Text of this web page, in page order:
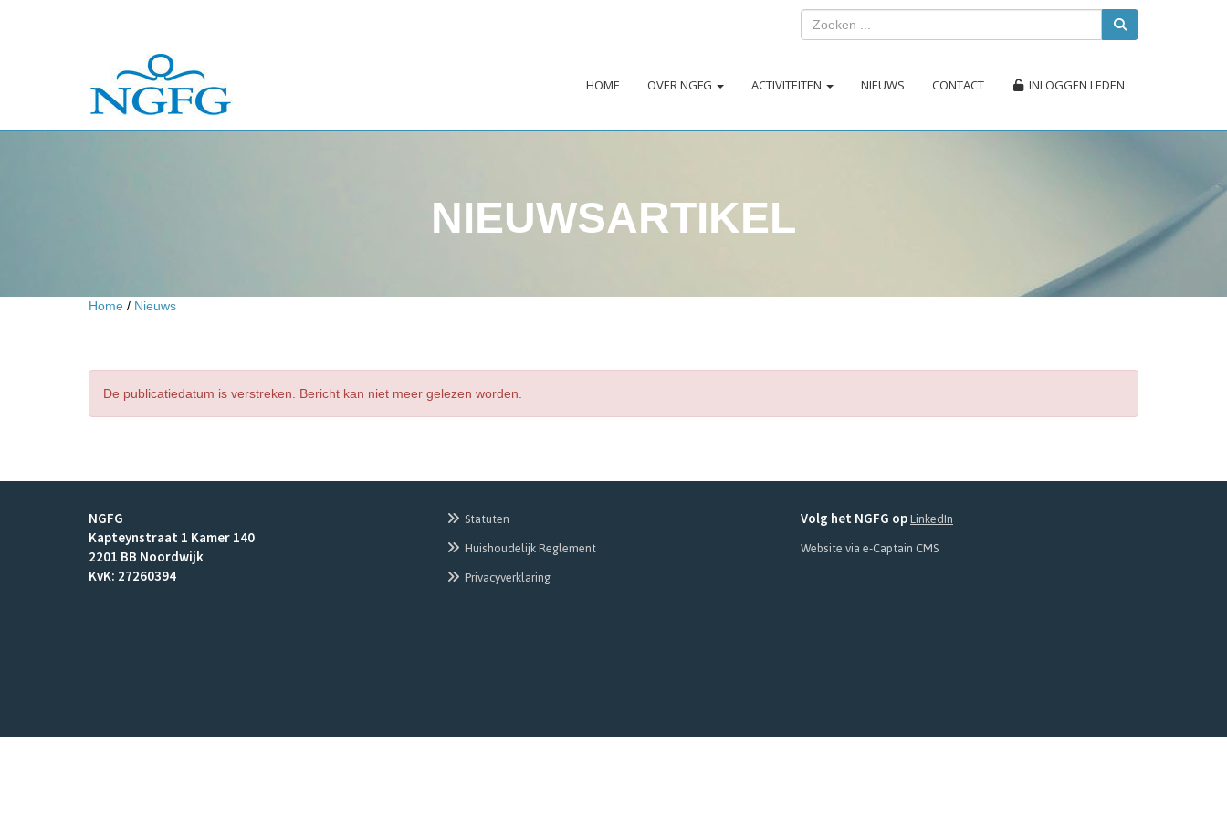
HOME OVER NGFG ACTIVITEITEN NIEUWS CONTACT INLOGGEN LEDEN
NIEUWSARTIKEL
Home / Nieuws
De publicatiedatum is verstreken. Bericht kan niet meer gelezen worden.
NGFG
Kapteynstraat 1 Kamer 140
2201 BB Noordwijk
KvK: 27260394
Statuten
Huishoudelijk Reglement
Privacyverklaring
Volg het NGFG opLinkedIn
Website via e-Captain CMS